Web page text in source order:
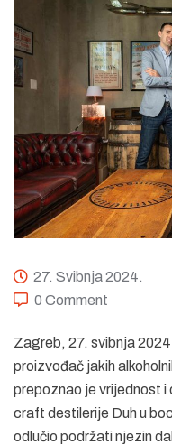
27. Svibnja 2024.
0 Comment
Zagreb, 27. svibnja
proizvođač jakih
prepoznao je vrijednost
craft destilerije Duh u
odlučio podržati njezin